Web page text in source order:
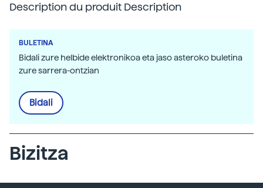
Description du produit Description
BULETINA
Bidali zure helbide elektronikoa eta jaso asteroko buletina
zure sarrera-ontzian
Bidali
Bizitza